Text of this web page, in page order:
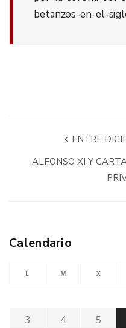
betanzos-en-el-
ENTRE
ALFONSO XI Y
Calendario
L M X
3
4 5